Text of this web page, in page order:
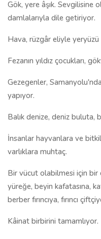
Gök, yere âşık. Sevgilisine
damlalarıyla dile getiriyor.
Hava, rüzgâr eliyle yeryüzü
Fezanın yıldız çocukları,
Gezegenler,
yapıyor.
Balık denize, deniz buluta,
İnsanlar hayvanlara ve
varlıklara muhtaç.
Bir vücut olabilmesi için bir
yüreğe, beyin kafatasına,
berber fırıncıya, fırıncı
Kâinat birbirini tamamlıyor.